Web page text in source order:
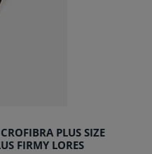
PLUS SIZE
FIRMY LORES